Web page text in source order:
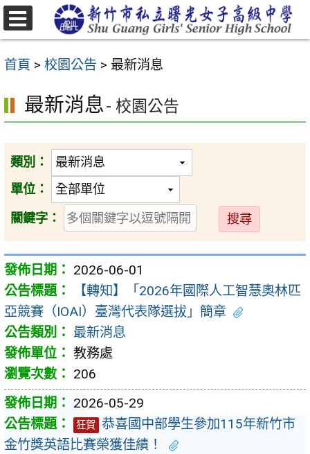
跳
至
要
容
首頁 > 校園公告 > 最新消息
最新消息- 校園公告
類別：
單位：
關鍵字：
送
出
2026-06-01
【轉知】「2026年國際人工智慧奧林匹
亞競賽（IOAI）臺灣代表隊選拔」簡章
最新消息
教務處
206
2026-05-29
狂賀 恭喜國中部學生參加115年新竹市
金竹獎英語比賽榮獲佳績！
選
單